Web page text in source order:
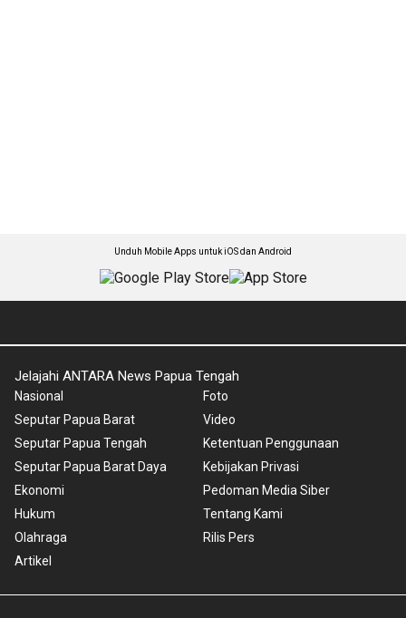
Unduh Mobile Apps untuk iOS dan Android
Jelajahi ANTARA News Papua Tengah
Nasional
Seputar Papua Barat
Seputar Papua Tengah
Seputar Papua Barat Daya
Ekonomi
Hukum
Olahraga
Artikel
Foto
Video
Ketentuan Penggunaan
Kebijakan Privasi
Pedoman Media Siber
Tentang Kami
Rilis Pers